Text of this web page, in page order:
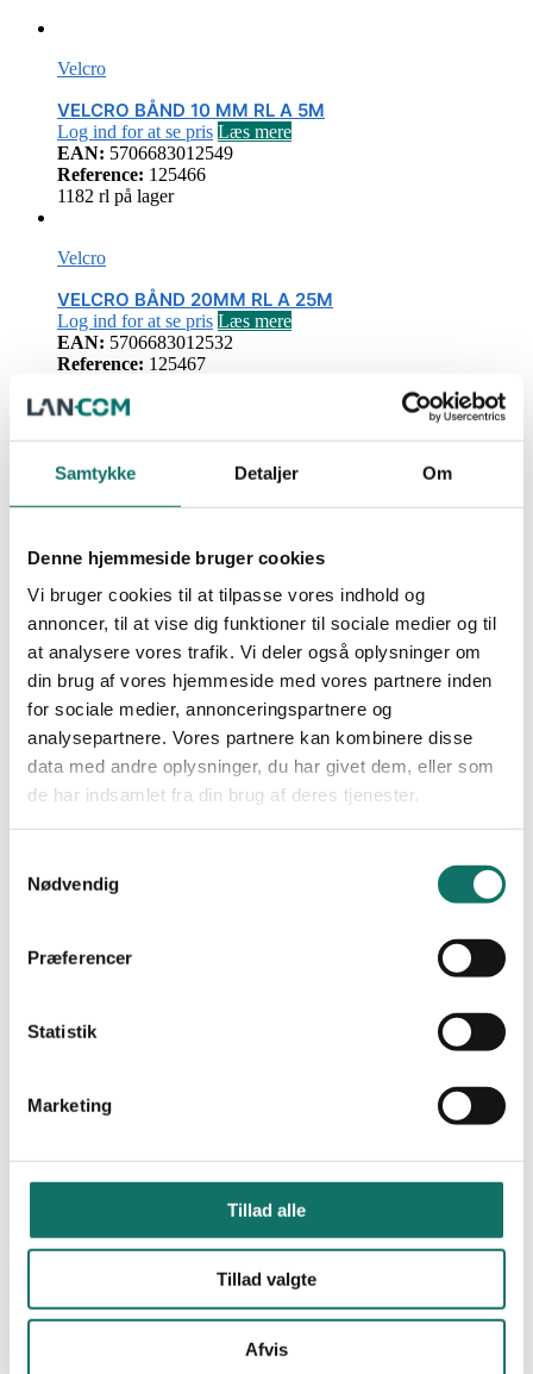
Samtykke Detaljer Om
Denne hjemmeside bruger cookies
Vi bruger cookies til at tilpasse vores indhold og
annoncer, til at vise dig funktioner til sociale medier og til
at analysere vores trafik. Vi deler også oplysninger om
din brug af vores hjemmeside med vores partnere inden
for sociale medier, annonceringspartnere og
analysepartnere. Vores partnere kan kombinere disse
data med andre oplysninger, du har givet dem, eller som
de har indsamlet fra din brug af deres tjenester.
Nødvendig
Præferencer
Statistik
Marketing
Tillad alle
Tillad valgte
Afvis
Velcro
VELCRO BÅND 10 MM RL A 5M
Log ind for at se pris Læs mere
EAN: 5706683012549
Reference: 125466
1182 rl på lager
Velcro
VELCRO BÅND 20MM RL A 25M
Log ind for at se pris Læs mere
EAN: 5706683012532
Reference: 125467
Viser 2 resultater
FILTRE
Strukturerede kabelsystemer
124
Datakabler 28
RJ45 Jacks 17
RJ45 Plugs & tyller 16
Patch Paneler 8
Dataudtag 25
Splittere, mellemled, mm. 10
6
Tilbehør + labels & software 3
Værktøj 7
Velcro 2
Fiberoptik
224
Light Link MPO 46
Værktøj og renseprodukter 26
Muffer, Brønde og Tilbehør
Multimode Mellemled
Singlemode Patch Kabler
Multimode OM3 Patch Kabler
Multimode OM4 Patch Kabler 19
Tilbehør for patchkbl 8
Vægskabe 29